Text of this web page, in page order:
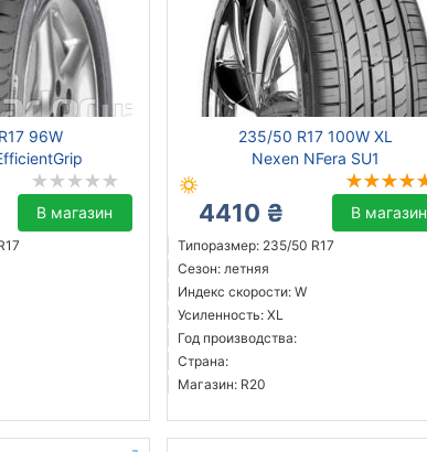
96W
В магазин
235/50 R17 100W XL
Nexen NFera SU1
4410 ₴ В магазин
Типоразмер: 235/50 R17
Сезон: летняя
Индекс скорости: W
Усиленность: XL
Год производства:
Страна:
Магазин: R20